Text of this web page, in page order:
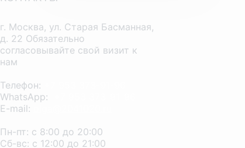
г. Москва, ул. Старая Басманная,
д. 22 Обязательно
согласовывайте свой визит к
нам
Телефон:
WhatsApp:
E-mail:
Пн-пт: с 8:00 до 20:00
Сб-вс: с 12:00 до 21:00